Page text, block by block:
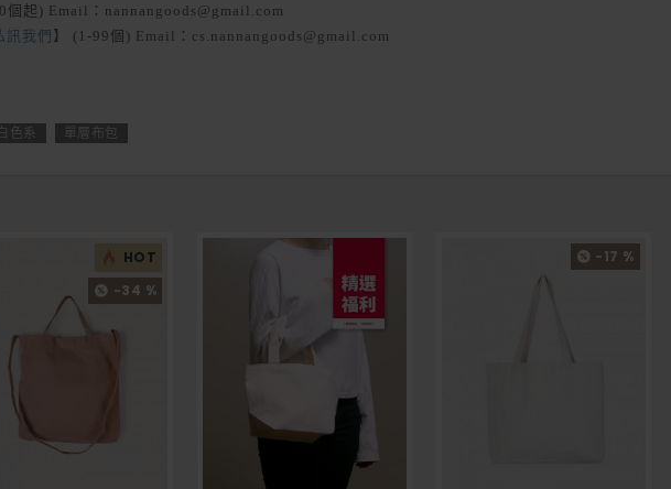
個起) Email：nannangoods@gmail.com
訊我們 】 (1-99個) Email：cs.nannangoods@gmail.com
色系 單層布包
HOT
-34 %
-17 %